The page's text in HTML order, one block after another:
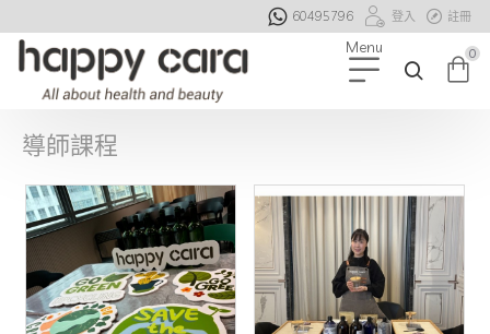
60495796 登入 註冊
0
導師課程